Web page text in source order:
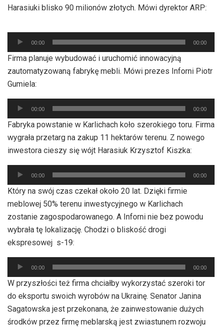
Harasiuki blisko 90 milionów złotych. Mówi dyrektor ARP:
plików
dźwiękowych
00:00 00:00
Firma planuje wybudować i uruchomić innowacyjną
zautomatyzowaną fabrykę mebli. Mówi prezes Inforni Piotr
Gumiela:
Odtwarzacz
plików
dźwiękowych
00:00 00:00
Fabryka powstanie w Karlichach koło szerokiego toru. Firma
wygrała przetarg na zakup 11 hektarów terenu. Z nowego
inwestora cieszy się wójt Harasiuk Krzysztof Kiszka:
Odtwarzacz
plików
dźwiękowych
00:00 00:00
Który na swój czas czekał około 20 lat. Dzięki firmie
meblowej 50% terenu inwestycyjnego w Karlichach
zostanie zagospodarowanego. A Inforni nie bez powodu
wybrała tę lokalizację. Chodzi o bliskość drogi
ekspresowej s-19:
Odtwarzacz
plików
dźwiękowych
00:00 00:00
W przyszłości też firma chciałby wykorzystać szeroki tor
do eksportu swoich wyrobów na Ukrainę. Senator Janina
Sagatowska jest przekonana, że zainwestowanie dużych
środków przez firmę meblarską jest zwiastunem rozwoju